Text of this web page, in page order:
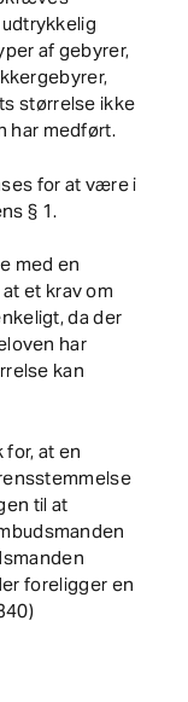
af gebyrer,
størrelse ikke
har medført.
for at være i
§ 1.
med en
et krav om
da der
har
kan
at en
til at
foreligger en